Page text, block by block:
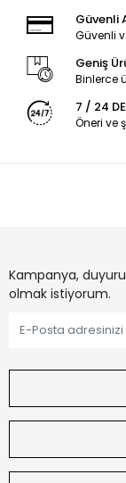
Güvenli
Güvenli
Geniş
Binlerce
7 / 24
Öneri ve
Kampanya,
olmak istiyorum.